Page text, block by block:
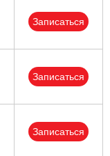
Записаться
Записаться
Записаться